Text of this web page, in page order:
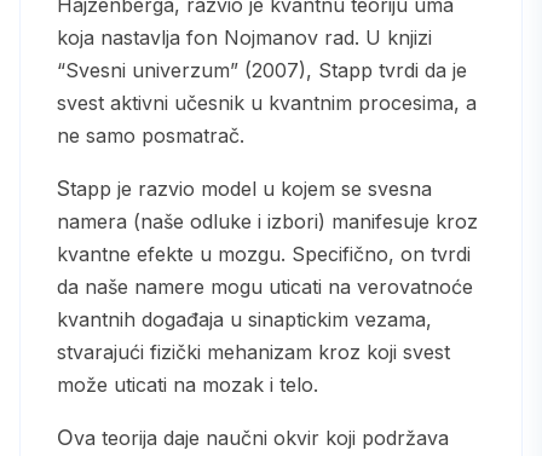
koja nastavlja fon Nojmanov rad. U knjizi
“Svesni univerzum” (2007), Stapp tvrdi da je
svest aktivni učesnik u kvantnim procesima, a
ne samo posmatrač.
Stapp je razvio model u kojem se svesna
namera (naše odluke i izbori) manifesuje kroz
kvantne efekte u mozgu. Specifično, on tvrdi
da naše namere mogu uticati na verovatnoće
kvantnih događaja u sinaptickim vezama,
stvarajući fizički mehanizam kroz koji svest
može uticati na mozak i telo.
Ova teorija daje naučni okvir koji podržava